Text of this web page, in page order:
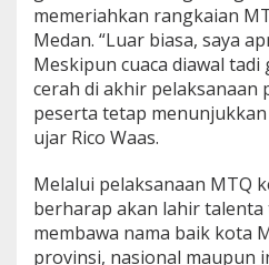
memeriahkan rangkaian
Medan. “Luar biasa, saya
Meskipun cuaca diawal
cerah di akhir pelaksanaan
peserta tetap
ujar Rico Waas.
Melalui pelaksanaan MTQ
berharap akan lahir
membawa nama baik kota
provinsi, nasional maupun